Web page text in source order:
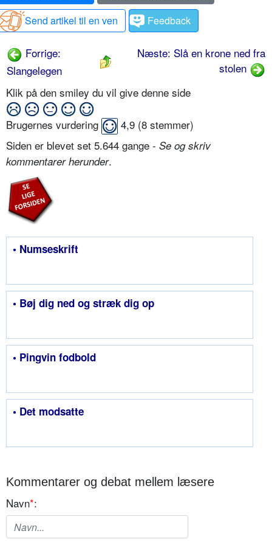
Send artikel til en ven
Feedback
Forrige:
Slangelegen
Næste: Slå en krone ned fra
stolen
Klik på den smiley du vil give denne side
Brugernes vurdering 4,9 (8 stemmer)
Siden er blevet set 5.644 gange - Se og skriv
kommentarer herunder.
• Numseskrift
• Bøj dig ned og stræk dig op
• Pingvin fodbold
• Det modsatte
Kommentarer og debat mellem læsere
Navn*: